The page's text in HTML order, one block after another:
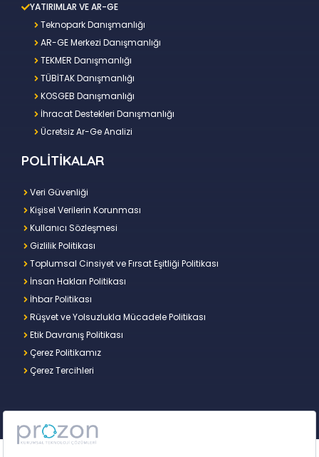
YATIRIMLAR VE AR-GE
Teknopark Danışmanlığı
AR-GE Merkezi Danışmanlığı
TEKMER Danışmanlığı
TÜBİTAK Danışmanlığı
KOSGEB Danışmanlığı
İhracat Destekleri Danışmanlığı
Ücretsiz Ar-Ge Analizi
POLİTİKALAR
Veri Güvenliği
Kişisel Verilerin Korunması
Kullanıcı Sözleşmesi
Gizlilik Politikası
Toplumsal Cinsiyet ve Fırsat Eşitliği Politikası
İnsan Hakları Politikası
İhbar Politikası
Rüşvet ve Yolsuzlukla Mücadele Politikası
Etik Davranış Politikası
Çerez Politikamız
Çerez Tercihleri